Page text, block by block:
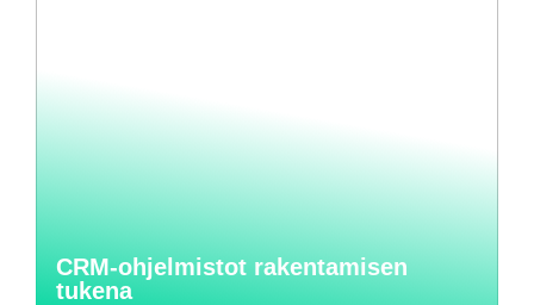
CRM-ohjelmistot rakentamisen
tukena